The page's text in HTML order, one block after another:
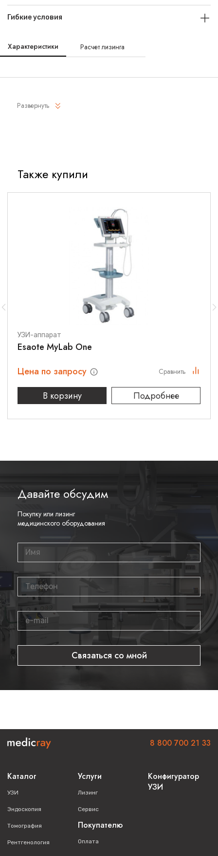
Гибкие условия
Характеристики Расчет лизинга
Развернуть
Также купили
УЗИ-аппарат
Esaote MyLab One
Цена по запросу
В корзину
Подробнее
Сравнить
Давайте обсудим
Покупку или лизинг
медицинского оборудования
Связаться со мной
Каталог
УЗИ
Эндоскопия
Томография
Рентгенология
Услуги
Лизинг
Сервис
Покупателю
Оплата
Конфигуратор
УЗИ
8 800 700 21 33